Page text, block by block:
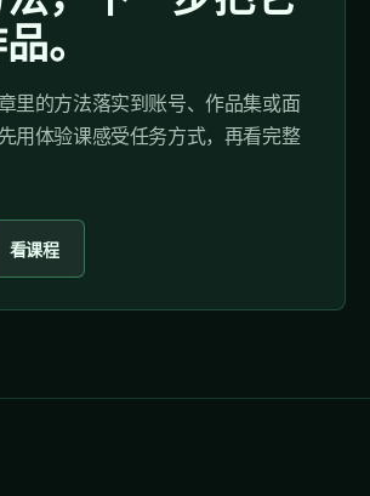
。
里的方法落实到账号、作品集或面
用体验课感受任务方式，再看完整
看课程